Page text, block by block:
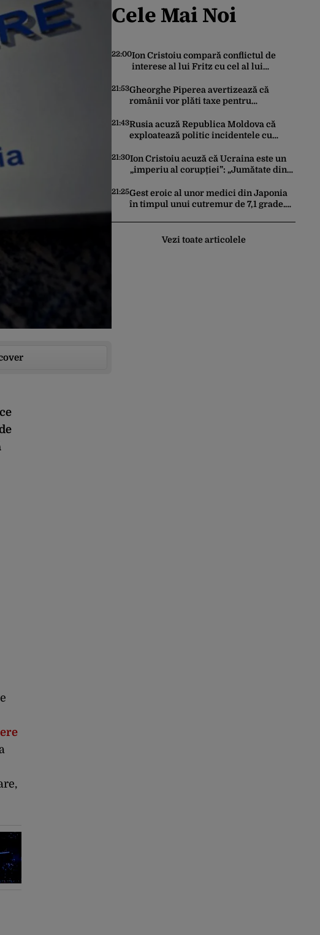
Cele Mai Noi
22:00Ion Cristoiu compară conflictul de
interese al lui Fritz cu cel al lui
două instanțe l-au declarat
incompatibil”
21:53Gheorghe Piperea avertizează că
românii vor plăti taxe pentru
certificate de CO2
21:43Rusia acuză Republica Moldova că
exploatează politic incidentele cu
criticate de Moscova
21:30Ion Cristoiu acuză că Ucraina este un
„imperiu al corupției”: „Jumătate din
21:25Gest eroic al unor medici din Japonia
în timpul unui cutremur de 7,1 grade.
Vezi toate articolele